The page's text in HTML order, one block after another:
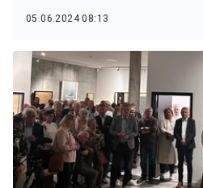
05.06.2024 08:13